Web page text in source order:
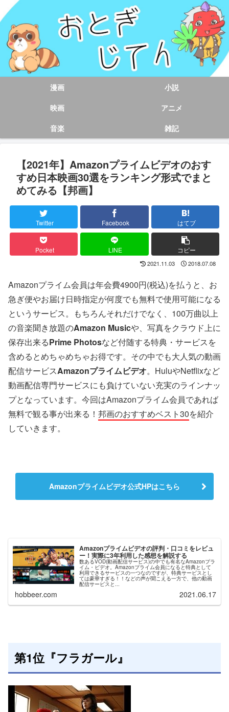
漫画
小説
映画
アニメ
音楽
雑記
【2021年】Amazonプライムビデオのおす
すめ日本映画30選をランキング形式でまと
めてみる【邦画】
Twitter Facebook はてブ
Pocket LINE コピー
2021.11.03 2018.07.08
Amazonプライム会員は年会費4900円(税込)を払うと、お
急ぎ便やお届け日時指定が何度でも無料で使用可能になる
というサービス。もちろんそれだけでなく、100万曲以上
の音楽聞き放題のAmazon Musicや、写真をクラウド上に
保存出来るPrime Photosなど付随する特典・サービスを
含めるとめちゃめちゃお得です。その中でも大人気の動画
配信サービスAmazonプライムビデオ。HuluやNetflixなど
動画配信専門サービスにも負けていない充実のラインナッ
プとなっています。今回はAmazonプライム会員であれば
無料で観る事が出来る！ 邦画のおすすめベスト30を紹介
していきます。
Amazonプライムビデオ公式HPはこちら
Amazonプライムビデオの評判・口コミをレビュ
ー！実際に3年利用した感想を解説する
数あるVOD(動画配信サービス)の中でも有名なAmazonプラ
イム・ビデオ。Amazonプライム会員になると特典として
利用できるサービスの一つなのですが、特典サービスとし
ては豪華すぎる！！などの声が聞こえる一方で、他の動画
配信サービスと...
hobbeer.com 2021.06.17
第1位『フラガール』